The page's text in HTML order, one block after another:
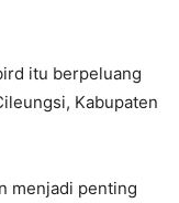
itu berpeluang
Kabupaten
menjadi penting